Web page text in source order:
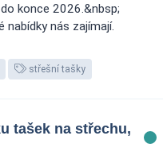
konce 2026.&nbsp;
nabídky nás zajímají.
střešní tašky
tašek na střechu,